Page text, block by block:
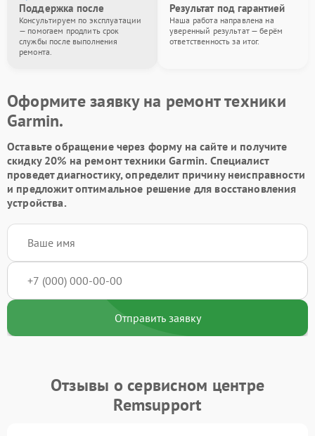
Поддержка после
Консультируем по эксплуатации
— помогаем продлить срок
службы после выполнения
ремонта.
Результат под гарантией
Наша работа направлена на
уверенный результат — берём
ответственность за итог.
Оформите заявку на ремонт техники
Garmin.
Оставьте обращение через форму на сайте и получите
скидку 20% на ремонт техники Garmin. Специалист
проведет диагностику, определит причину неисправности
и предложит оптимальное решение для восстановления
устройства.
Отправить заявку
Отзывы о сервисном центре
Remsupport